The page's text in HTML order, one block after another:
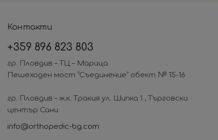
Контакти
+359 896 823 803
гр. Пловдив – ТЦ – Марица
Пешеходен мост “Съединение” обект № 15-16
гр. Пловдив – ж.к. Тракия ул. Шипка 1 , Търговски
център Сани
info@orthopedic-bg.com